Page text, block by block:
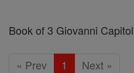
Book of 3 Giovanni
« Prev 1 Next »